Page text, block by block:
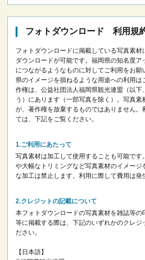
フォトダウンロード 利用規
フォトダウンロードに掲載している写真素材
ダウンロードが可能です。 福岡県の知名度ア
につながるようなものに対してご利用をお願
県のイメージを損ねるような用途への利用は
作権は、公益社団法人福岡県観光連盟（以下
う）にあります（一部写真を除く）。写真素
が、著作権を放棄するものではありません。
ては、下記をご覧ください。
ご利用にあたって
写真素材は加工して使用することも可能です
や大幅なトリミングなど写真素材のイメージ
な加工は禁止します。 利用に際して費用は発
クレジットの記載について
本フォトダウンロードの写真素材を雑誌等の
等に掲載する際は、下記のいずれかのクレジ
ださい。
【日本語】